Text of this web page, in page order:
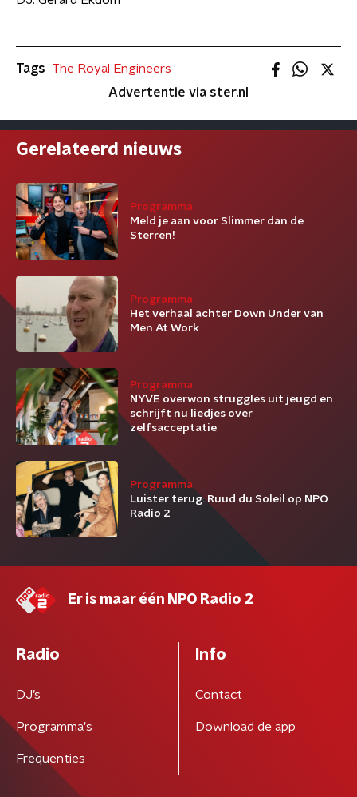
Tags
The Royal Engineers
Advertentie via ster.nl
Gerelateerd nieuws
Programma
Meld je aan voor Slimmer dan de
Sterren!
Programma
Het verhaal achter Down Under van
Men At Work
Programma
NYVE overwon struggles uit jeugd en
schrijft nu liedjes over
zelfsacceptatie
Programma
Luister terug: Ruud du Soleil op NPO
Radio 2
Er is maar één NPO Radio 2
Radio
DJ’s
Programma's
Frequenties
Info
Contact
Download de app